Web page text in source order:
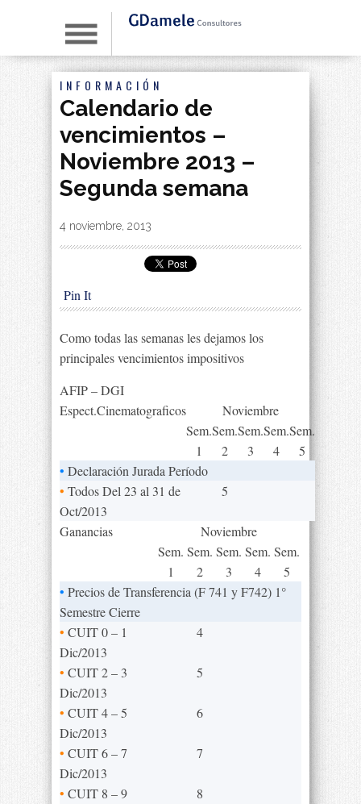
INFORMACIÓN
Calendario de
vencimientos –
Noviembre 2013 –
Segunda semana
By|
4 noviembre, 2013
Pin It
Como todas las semanas les dejamos los
principales vencimientos impositivos
AFIP – DGI
Espect.Cinematograficos
Noviembre
Sem.
1
Sem.
2
Sem.
3
Sem.
4
Sem.
5
• Declaración Jurada Período
• Todos Del 23 al 31 de
Oct/2013
5
Ganancias
Noviembre
Sem.
1
Sem.
2
Sem.
3
Sem.
4
Sem.
5
• Precios de Transferencia (F 741 y F742) 1°
Semestre Cierre
• CUIT 0 – 1
Dic/2013
4
• CUIT 2 – 3
Dic/2013
5
• CUIT 4 – 5
Dic/2013
6
• CUIT 6 – 7
Dic/2013
7
• CUIT 8 – 9
8